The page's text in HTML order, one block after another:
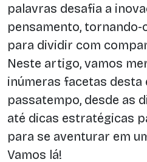
palavras desafia a
pensamento, tornando-
para dividir com
Neste artigo, vamos
inúmeras facetas desta
passatempo, desde as
até dicas estratégicas
para se aventurar em
Vamos lá!